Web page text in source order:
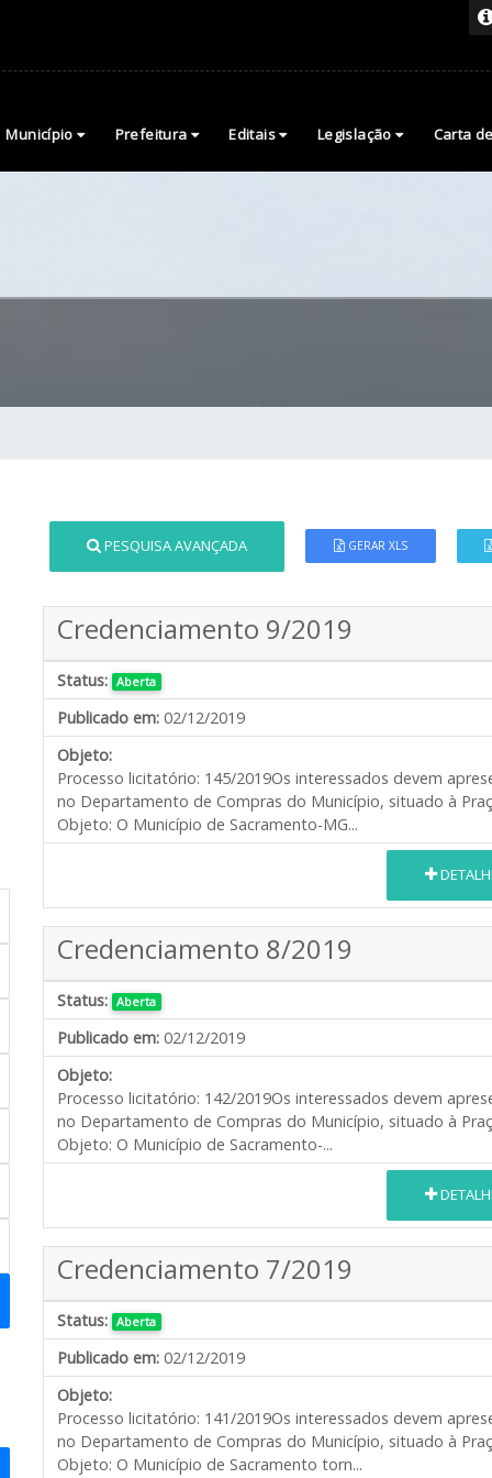
Município Prefeitura Editais Legislação Carta
PESQUISA AVANÇADA GERAR XLS
Credenciamento 9/2019
Status: Aberta
Publicado em: 02/12/2019
Objeto:
Processo licitatório: 145/2019 ​ Os interessados devem
no Departamento de Compras do Município, situado à
Objeto: O Município de Sacramento-MG...
Credenciamento 8/2019
Status: Aberta
Publicado em: 02/12/2019
Objeto:
Processo licitatório: 142/2019 ​ Os interessados devem
no Departamento de Compras do Município, situado à
Objeto: O Município de Sacramento-...
Credenciamento 7/2019
Status: Aberta
Publicado em: 02/12/2019
Objeto:
Processo licitatório: 141/2019 ​ Os interessados devem
no Departamento de Compras do Município, situado à
Objeto: O Município de Sacramento torn...